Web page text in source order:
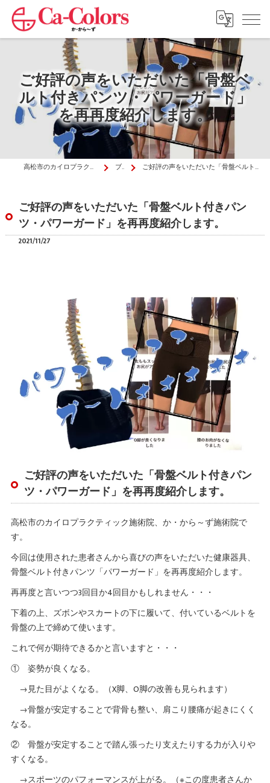
ご好評の声をいただいた「骨盤ベ
ルト付きパンツ・パワーガード」
を再再度紹介します。
高松市のカイロプラクティックはか・から～ず施術院 ブログ ご好評の声をいただいた「骨盤ベルト付きパンツ・パワーガード」を再再度紹介します。
ご好評の声をいただいた「骨盤ベルト付きパン
ツ・パワーガード」を再再度紹介します。
2021/11/27
ご好評の声をいただいた「骨盤ベルト付きパン
ツ・パワーガード」を再再度紹介します。
高松市のカイロプラクティック施術院、か・から～ず施術院で
す。
今回は使用された患者さんから喜びの声をいただいた健康器具、
骨盤ベルト付きパンツ「パワーガード」を再再度紹介します。
再再度と言いつつ3回目か4回目かもしれません・・・
下着の上、ズボンやスカートの下に履いて、付いているベルトを
骨盤の上で締めて使います。
これで何が期待できるかと言いますと・・・
① 姿勢が良くなる。
→見た目がよくなる。（X脚、O脚の改善も見られます）
→骨盤が安定することで背骨も整い、肩こり腰痛が起きにくく
なる。
② 骨盤が安定することで踏ん張ったり支えたりする力が入りや
すくなる。
→スポーツのパフォーマンスが上がる。（※この度患者さんか